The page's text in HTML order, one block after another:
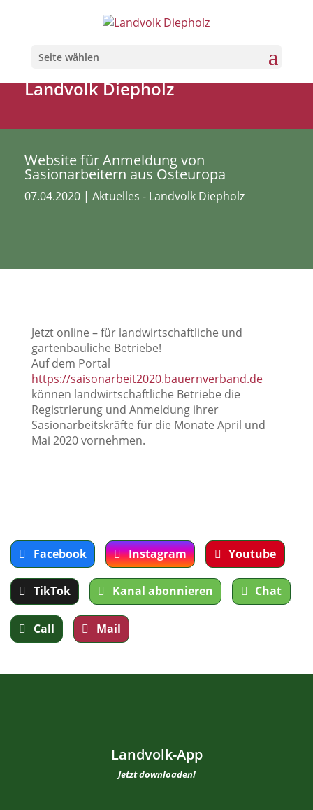
Seite wählen
Landvolk Diepholz
Website für Anmeldung von
Sasionarbeitern aus Osteuropa
07.04.2020 | Aktuelles - Landvolk Diepholz
Jetzt online – für landwirtschaftliche und
gartenbauliche Betriebe!
Auf dem Portal
https://saisonarbeit2020.bauernverband.de
können landwirtschaftliche Betriebe die
Registrierung und Anmeldung ihrer
Sasionarbeitskräfte für die Monate April und
Mai 2020 vornehmen.
Facebook Instagram Youtube
TikTok Kanal abonnieren Chat
Call Mail
Landvolk-App
Jetzt downloaden!